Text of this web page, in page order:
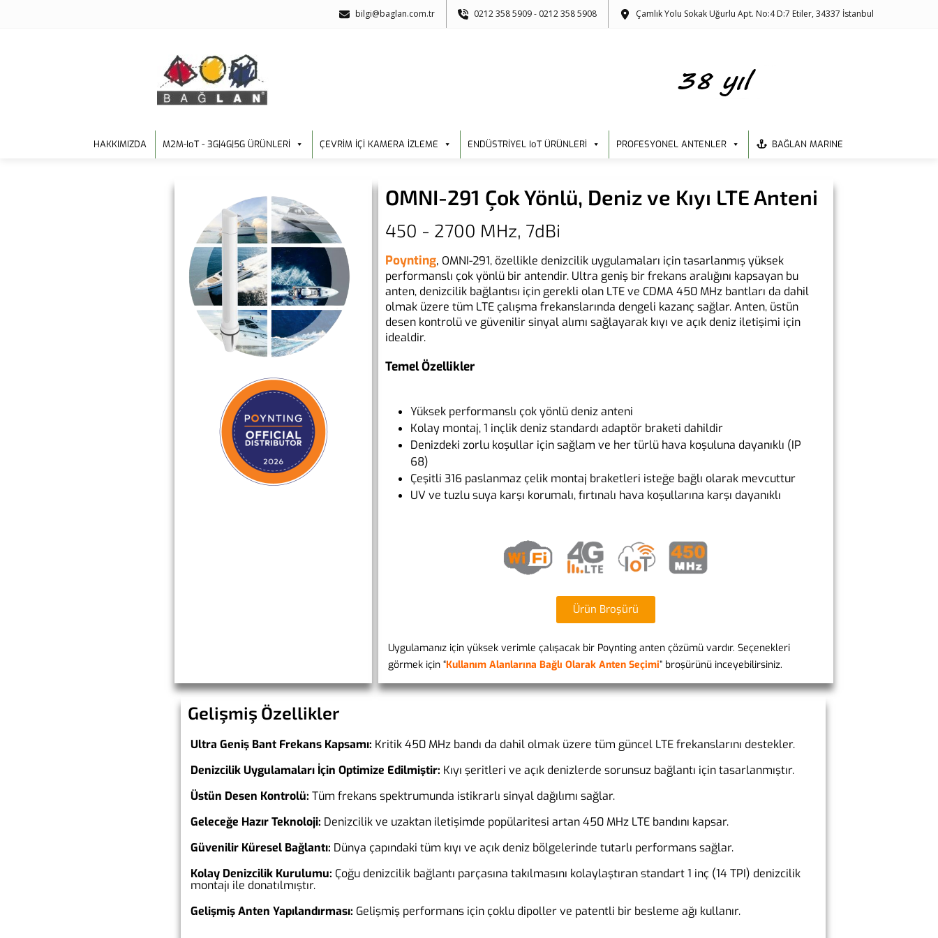
bilgi@baglan.com.tr 0212 358 5909 - 0212 358 5908 Çamlık Yolu Sokak Uğurlu Apt. No:4 D:7 Etiler, 34337 İstanbul
HAKKIMIZDA M2M-IoT - 3G|4G|5G ÜRÜNLERİ ÇEVRİM İÇİ KAMERA İZLEME ENDÜSTRİYEL IoT ÜRÜNLERİ PROFESYONEL ANTENLER BAĞLAN MARINE
OMNI-291 Çok Yönlü, Deniz ve Kıyı LTE Anteni
450 - 2700 MHz, 7dBi
Poynting, OMNI-291, özellikle denizcilik uygulamaları için tasarlanmış yüksek
performanslı çok yönlü bir antendir. Ultra geniş bir frekans aralığını kapsayan bu
anten, denizcilik bağlantısı için gerekli olan LTE ve CDMA 450 MHz bantları da dahil
olmak üzere tüm LTE çalışma frekanslarında dengeli kazanç sağlar. Anten, üstün
desen kontrolü ve güvenilir sinyal alımı sağlayarak kıyı ve açık deniz iletişimi için
idealdir.
Temel Özellikler
Yüksek performanslı çok yönlü deniz anteni
Kolay montaj, 1 inçlik deniz standardı adaptör braketi dahildir
Denizdeki zorlu koşullar için sağlam ve her türlü hava koşuluna dayanıklı (IP
68)
Çeşitli 316 paslanmaz çelik montaj braketleri isteğe bağlı olarak mevcuttur
UV ve tuzlu suya karşı korumalı, fırtınalı hava koşullarına karşı dayanıklı
Ürün Broşürü
Uygulamanız için yüksek verimle çalışacak bir Poynting anten çözümü vardır. Seçenekleri
görmek için “Kullanım Alanlarına Bağlı Olarak Anten Seçimi” broşürünü inceyebilirsiniz.
Gelişmiş Özellikler
Ultra Geniş Bant Frekans Kapsamı: Kritik 450 MHz bandı da dahil olmak üzere tüm güncel LTE frekanslarını destekler.
Denizcilik Uygulamaları İçin Optimize Edilmiştir: Kıyı şeritleri ve açık denizlerde sorunsuz bağlantı için tasarlanmıştır.
Üstün Desen Kontrolü: Tüm frekans spektrumunda istikrarlı sinyal dağılımı sağlar.
Geleceğe Hazır Teknoloji: Denizcilik ve uzaktan iletişimde popülaritesi artan 450 MHz LTE bandını kapsar.
Güvenilir Küresel Bağlantı: Dünya çapındaki tüm kıyı ve açık deniz bölgelerinde tutarlı performans sağlar.
Kolay Denizcilik Kurulumu: Çoğu denizcilik bağlantı parçasına takılmasını kolaylaştıran standart 1 inç (14 TPI) denizcilik
montajı ile donatılmıştır.
Gelişmiş Anten Yapılandırması: Gelişmiş performans için çoklu dipoller ve patentli bir besleme ağı kullanır.